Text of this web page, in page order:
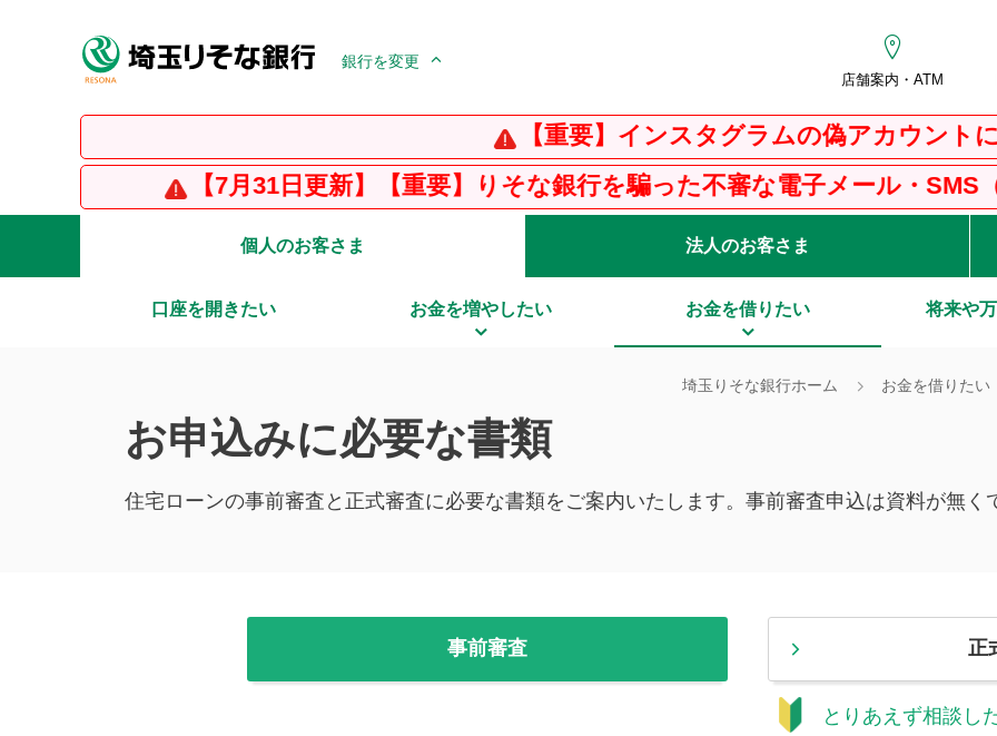
銀行を変更
店舗案内・ATM
【重要】インスタグラムの偽アカウントにご注意く
【7月31日更新】【重要】りそな銀行を騙った不審な電子メール・SMS（ショートメ
個人のお客さま 法人のお客さま
口座を開きたい お金を増やしたい お金を借りたい 将来や
埼玉りそな銀行ホーム お金を借りたい
お申込みに必要な書類
住宅ローンの事前審査と正式審査に必要な書類をご案内いたします。事前審査申込は資料が無く
事前審査 正
とりあえず相談し